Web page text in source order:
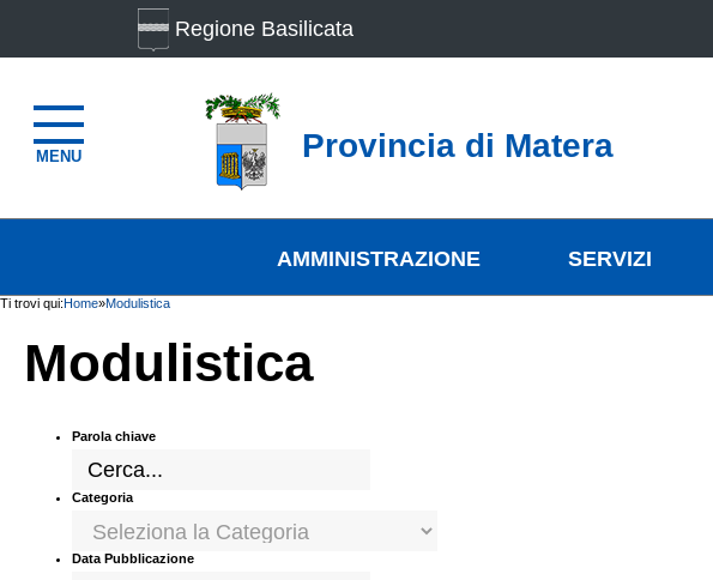
MENU
Regione Basilicata
Provincia di Matera
AMMINISTRAZIONE SERVIZI
Ti trovi qui:Home»Modulistica
Modulistica
Parola chiave
Categoria
Data Pubblicazione